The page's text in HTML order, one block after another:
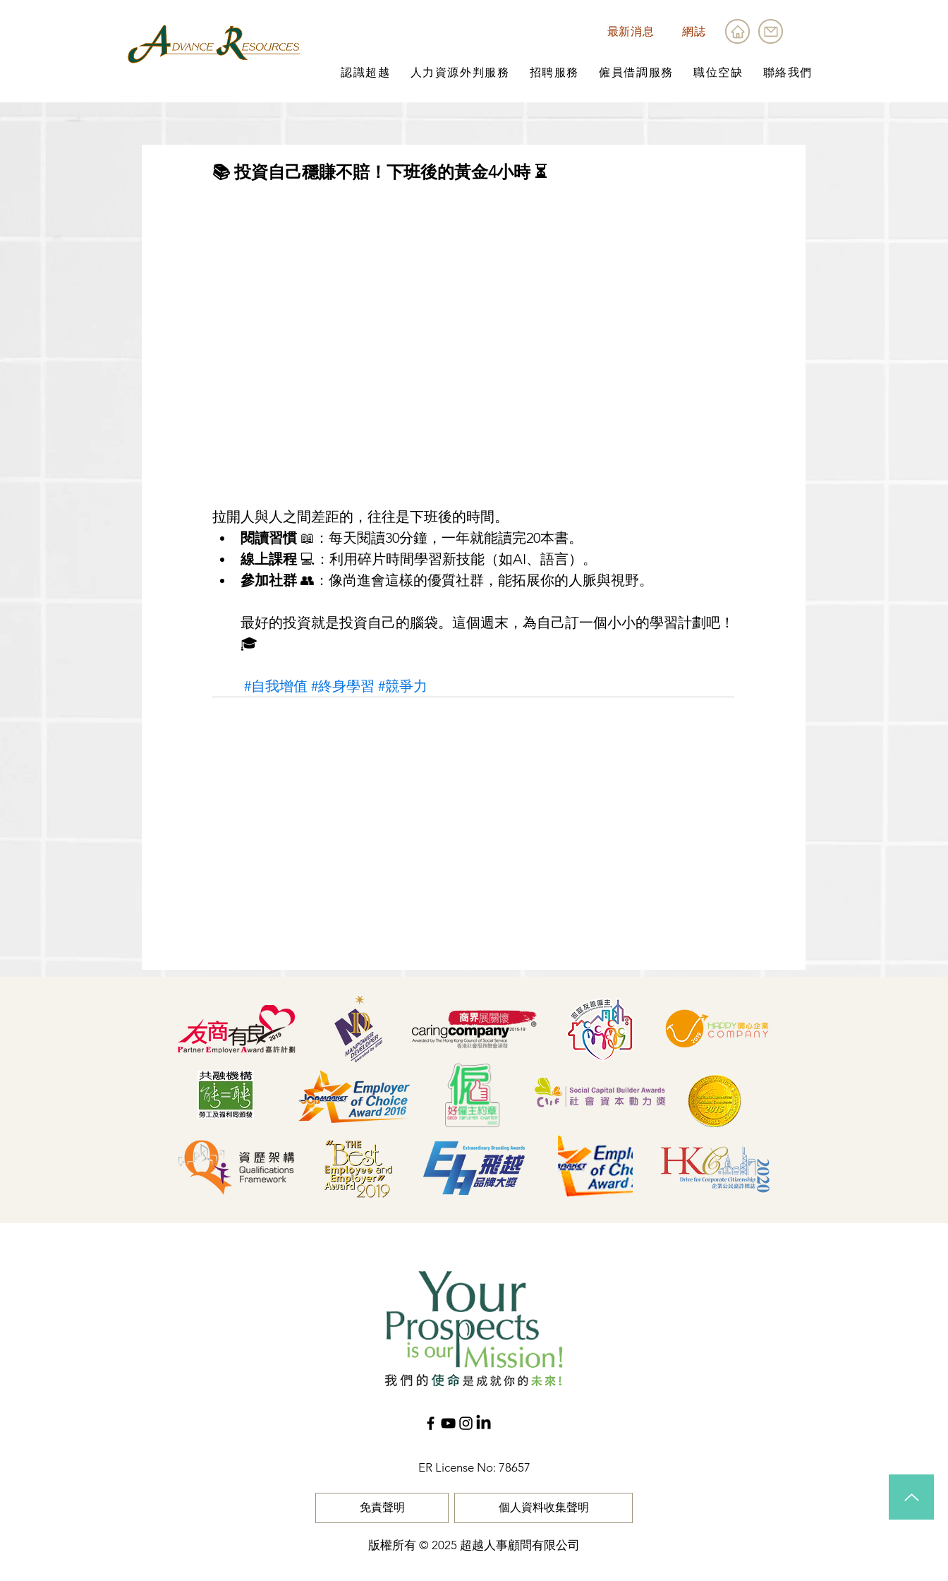
最新消息 網誌
認識超越 人力資源外判服務 招聘服務 僱員借調服務 職位空缺 聯絡我們
📚 投資自己穩賺不賠！下班後的黃金4小時 ⏳
拉開人與人之間差距的，往往是下班後的時間。
閱讀習慣 📖：每天閱讀30分鐘，一年就能讀完20本書。
線上課程 💻：利用碎片時間學習新技能（如AI、語言）。
參加社群 👥：像尚進會這樣的優質社群，能拓展你的人脈與視野。
最好的投資就是投資自己的腦袋。這個週末，為自己訂一個小小的學習計劃吧！
🎓
#自我增值 #終身學習 #競爭力
🌊 擁抱變化！「敏捷思維」
讓你成為職場不倒翁 🏄‍♂️
🧭 職場迷航？你需要一位專
屬「導師 (Mentor)」！ 🤝
ER License No: 78657​
免責聲明 個人資料收集聲明
版權所有 © 2025 超越人事顧問有限公司